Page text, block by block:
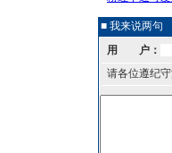
■ 我来说两句
用 户：
请各位遵纪守